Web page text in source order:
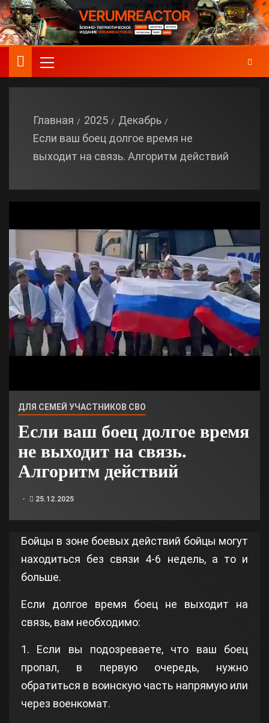
Главная 2025
Декабрь
Если ваш боец долгое время не
выходит на связь. Алгоритм действий
ДЛЯ СЕМЕЙ УЧАСТНИКОВ СВО
Если ваш боец долгое время
не выходит на связь.
Алгоритм действий
25.12.2025
Бойцы в зоне боевых действий бойцы могут
находиться без связи 4-6 недель, а то и
больше.
Если долгое время боец не выходит на
связь, вам необходимо:
1. Если вы подозреваете, что ваш боец
пропал, в первую очередь, нужно
обратиться в воинскую часть напрямую или
через военкомат.